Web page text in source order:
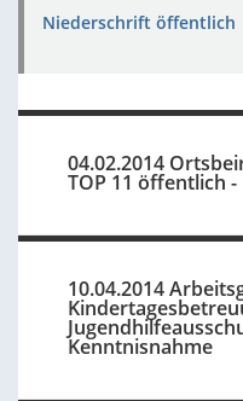
Niederschrift öffentlich
04.02.2014
TOP 11 öffentlich
10.04.2014
Kenntnisnahme